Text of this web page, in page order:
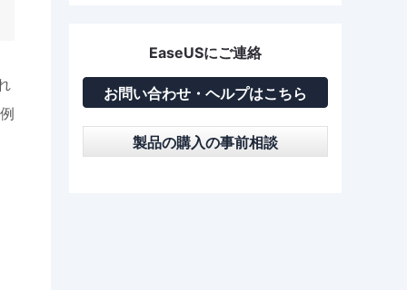
EaseUSにご連絡
お問い合わせ・ヘルプはこちら
製品の購入の事前相談